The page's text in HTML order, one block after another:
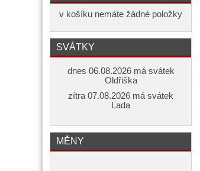
v košíku nemáte žádné položky
SVÁTKY
dnes 06.08.2026 má svátek
Oldřiška
zítra 07.08.2026 má svátek
Lada
MĚNY